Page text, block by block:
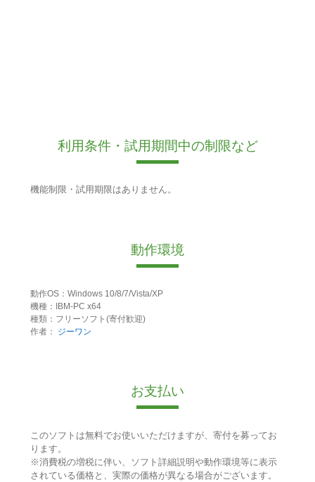
利用条件・試用期間中の制限など
機能制限・試用期限はありません。
動作環境
動作OS：Windows 10/8/7/Vista/XP
機種：IBM-PC x64
種類：フリーソフト(寄付歓迎)
作者：
ジーワン
お支払い
このソフトは無料でお使いいただけますが、寄付を募ってお
ります。
※消費税の増税に伴い、ソフト詳細説明や動作環境等に表示
されている価格と、実際の価格が異なる場合がございます。